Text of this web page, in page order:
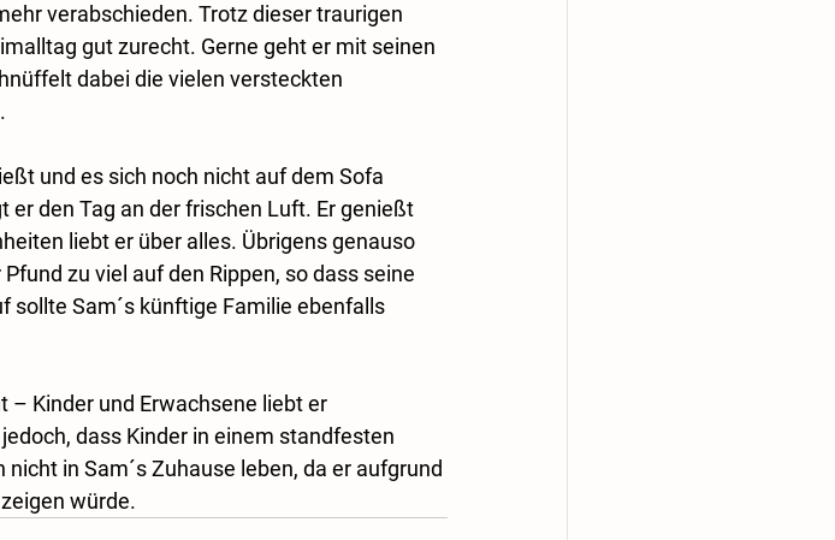
verabschieden. Trotz dieser traurigen
gut zurecht. Gerne geht er mit seinen
dabei die vielen versteckten
und es sich noch nicht auf dem Sofa
den Tag an der frischen Luft. Er genießt
liebt er über alles. Übrigens genauso
zu viel auf den Rippen, so dass seine
Sam´s künftige Familie ebenfalls
– Kinder und Erwachsene liebt er
dass Kinder in einem standfesten
in Sam´s Zuhause leben, da er aufgrund
würde.